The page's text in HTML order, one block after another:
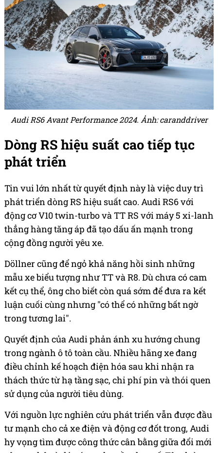
Audi RS6 Avant Performance 2024. Ảnh: caranddriver
Dòng RS hiệu suất cao tiếp tục
phát triển
Tin vui lớn nhất từ quyết định này là việc duy trì
phát triển dòng RS hiệu suất cao. Audi RS6 với
động cơ V10 twin-turbo và TT RS với máy 5 xi-lanh
thẳng hàng tăng áp đã tạo dấu ấn mạnh trong
cộng đồng người yêu xe.
Döllner cũng để ngỏ khả năng hồi sinh những
mẫu xe biểu tượng như TT và R8. Dù chưa có cam
kết cụ thể, ông cho biết còn quá sớm để đưa ra kết
luận cuối cùng nhưng "có thể có những bất ngờ
trong tương lai".
Quyết định của Audi phản ánh xu hướng chung
trong ngành ô tô toàn cầu. Nhiều hãng xe đang
điều chỉnh kế hoạch điện hóa sau khi nhận ra
thách thức từ hạ tầng sạc, chi phí pin và thói quen
sử dụng của người tiêu dùng.
Với nguồn lực nghiên cứu phát triển vẫn được đầu
tư mạnh cho cả xe điện và động cơ đốt trong, Audi
hy vọng tìm được công thức cân bằng giữa đổi mới